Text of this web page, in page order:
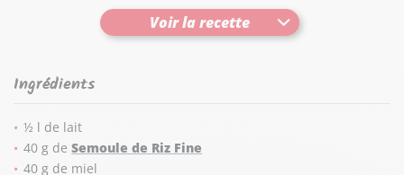
Voir la recette
Ingrédients
½ l de lait
40 g deSemoule de Riz Fine
40 g de miel